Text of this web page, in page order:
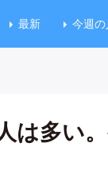
最新 今週の
は多い